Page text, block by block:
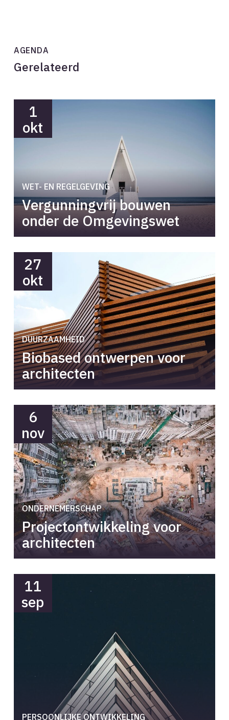
AGENDA
Gerelateerd
1
okt
WET- EN REGELGEVING
Vergunningvrij bouwen
onder de Omgevingswet
27
okt
DUURZAAMHEID
Biobased ontwerpen voor
architecten
6
nov
ONDERNEMERSCHAP
Projectontwikkeling voor
architecten
11
sep
PERSOONLIJKE ONTWIKKELING